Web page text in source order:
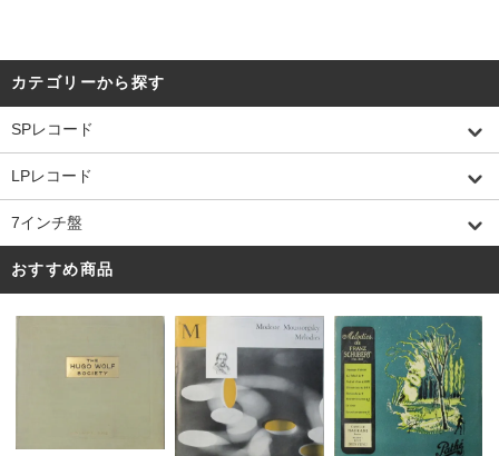
カテゴリーから探す
SPレコード
LPレコード
7インチ盤
おすすめ商品